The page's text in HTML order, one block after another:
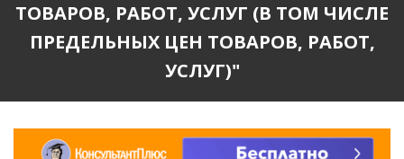
ТОВАРОВ, РАБОТ, УСЛУГ (В ТОМ ЧИСЛЕ
ПРЕДЕЛЬНЫХ ЦЕН ТОВАРОВ, РАБОТ,
УСЛУГ)"